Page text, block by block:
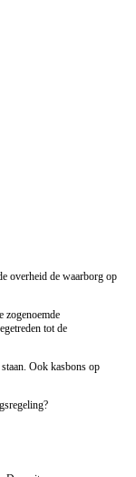
overheid de waarborg op
zogenoemde
tot de
Ook kasbons op